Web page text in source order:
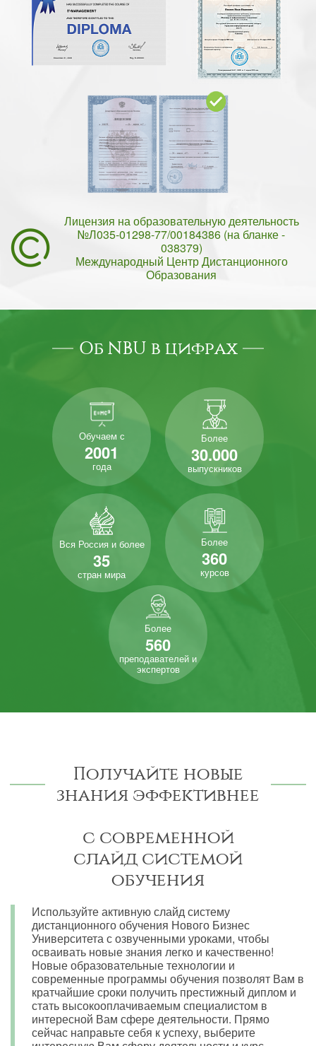
Лицензия на образовательную деятельность
№Л035-01298-77/00184386 (на бланке -
038379)
Международный Центр Дистанционного
Образования
Об NBU в цифрах
Обучаем с
2001
года
Более
30.000
выпускников
Вся Россия и более
35
стран мира
Более
360
курсов
Более
560
преподавателей и
экспертов
Получайте новые
знания эффективнее
с современной
слайд системой
обучения
Используйте активную слайд систему
дистанционного обучения Нового Бизнес
Университета с озвученными уроками, чтобы
осваивать новые знания легко и качественно!
Новые образовательные технологии и
современные программы обучения позволят Вам в
кратчайшие сроки получить престижный диплом и
стать высокооплачиваемым специалистом в
интересной Вам сфере деятельности. Прямо
сейчас направьте себя к успеху, выберите